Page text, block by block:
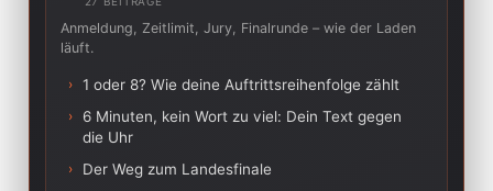
Anmeldung, Zeitlimit, Jury, Finalrunde – wie der Laden
läuft.
› 1 oder 8? Wie deine Auftrittsreihenfolge zählt
›
6 Minuten, kein Wort zu viel: Dein Text gegen
die Uhr
› Der Weg zum Landesfinale